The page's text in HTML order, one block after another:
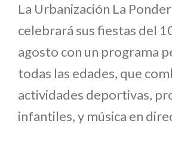
La Urbanización La
celebrará sus fiestas del
agosto con un programa
todas las edades, que
actividades deportivas,
infantiles, y música en